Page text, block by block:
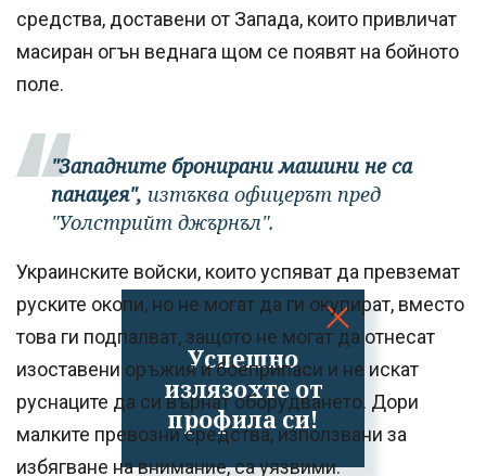
Успешно
излязохте от
профила си!
средства, доставени от Запада, които привличат
масиран огън веднага щом се появят на бойното
поле.
"Западните бронирани машини не са
панацея", изтъква офицерът пред
"Уолстрийт джърнъл".
Украинските войски, които успяват да превземат
руските окопи, но не могат да ги окупират, вместо
това ги подпалват, защото не могат да отнесат
изоставени оръжия и боеприпаси и не искат
руснаците да си върнат оборудването. Дори
малките превозни средства, използвани за
избягване на внимание, са уязвими.